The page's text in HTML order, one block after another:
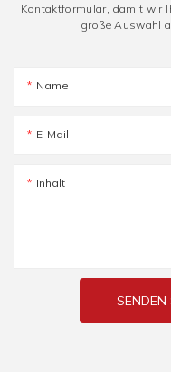
Kontaktformular, damit wir
große Auswahl
Name
E-Mail
Inhalt
SENDEN